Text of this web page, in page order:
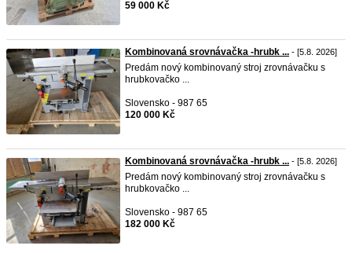
59 000 Kč
Kombinovaná srovnávačka -hrubk ... - [5.8. 2026]
Predám nový kombinovaný stroj zrovnávačku s
hrubkovačko ...
Slovensko - 987 65
120 000 Kč
Kombinovaná srovnávačka -hrubk ... - [5.8. 2026]
Predám nový kombinovaný stroj zrovnávačku s
hrubkovačko ...
Slovensko - 987 65
182 000 Kč